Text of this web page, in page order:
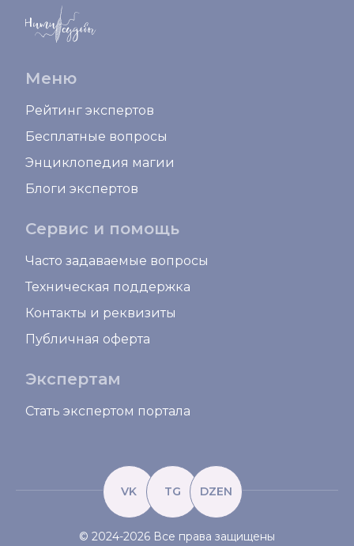
Меню
Рейтинг экспертов
Бесплатные вопросы
Энциклопедия магии
Блоги экспертов
Сервис и помощь
Часто задаваемые вопросы
Техническая поддержка
Контакты и реквизиты
Публичная оферта
Экспертам
Стать экспертом портала
VK TG DZEN
© 2024-2026 Все права защищены